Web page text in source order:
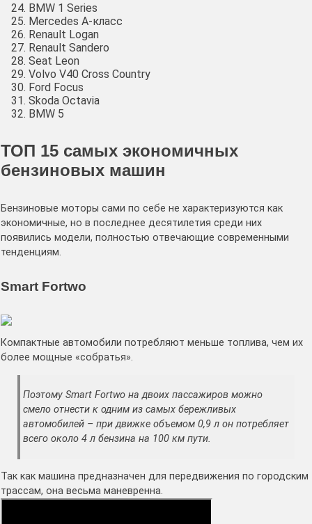
BMW 1 Series
Mercedes A-класс
Renault Logan
Renault Sandero
Seat Leon
Volvo V40 Cross Country
Ford Focus
Skoda Octavia
BMW 5
ТОП 15 самых экономичных
бензиновых машин
Бензиновые моторы сами по себе не характеризуются как
экономичные, но в последнее десятилетия среди них
появились модели, полностью отвечающие современными
тенденциям.
Smart Fortwo
Компактные автомобили потребляют меньше топлива, чем их
более мощные «собратья».
Поэтому Smart Fortwo на двоих пассажиров можно
смело отнести к одним из самых бережливых
автомобилей – при движке объемом 0,9 л он потребляет
всего около 4 л бензина на 100 км пути.
Так как машина предназначен для передвижения по городским
трассам, она весьма маневренна.